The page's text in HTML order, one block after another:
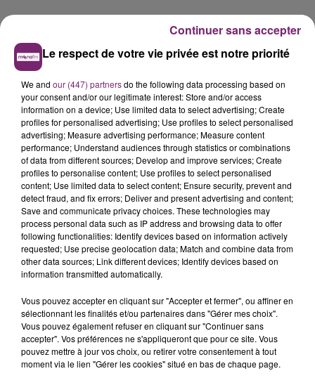
La Bulle - Guinguette éphémère
158 pompiers de la région sont
Le respect de votre vie privée est notre priorité
We and our (447) partnersdo the following data processing based on
your consent and/or our legitimate interest: Store and/or access
information on a device; Use limited data to select advertising; Create
profiles for personalised advertising; Use profiles to select personalised
advertising; Measure advertising performance; Measure content
performance; Understand audiences through statistics or combinations
of data from different sources; Develop and improve services; Create
profiles to personalise content; Use profiles to select personalised
content; Use limited data to select content; Ensure security, prevent and
detect fraud, and fix errors; Deliver and present advertising and content;
Save and communicate privacy choices. These technologies may
process personal data such as IP address and browsing data to offer
following functionalities: Identify devices based on information actively
requested; Use precise geolocation data; Match and combine data from
other data sources; Link different devices; Identify devices based on
information transmitted automatically.
Vous pouvez accepter en cliquant sur "Accepter et fermer", ou affiner en
sélectionnant les finalités et/ou partenaires dans "Gérer mes choix".
Vous pouvez également refuser en cliquant sur "Continuer sans
accepter". Vos préférences ne s'appliqueront que pour ce site. Vous
pouvez mettre à jour vos choix, ou retirer votre consentement à tout
moment via le lien "Gérer les cookies" situé en bas de chaque page.
Continuer sans accepter